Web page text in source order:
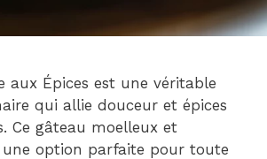
aux Épices est une véritable
qui allie douceur et épices
Ce gâteau moelleux et
une option parfaite pour toute